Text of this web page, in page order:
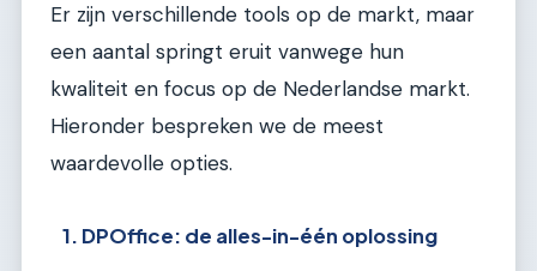
Er zijn verschillende tools op de markt, maar
een aantal springt eruit vanwege hun
kwaliteit en focus op de Nederlandse markt.
Hieronder bespreken we de meest
waardevolle opties.
1. DPOffice: de alles-in-één oplossing